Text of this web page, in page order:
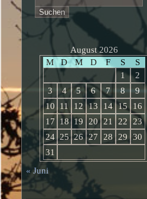
nach:
August 2026
M
D M D F S
S
1
2
3
4 5 6 7 8
9
10
11 12 13 14 15
16
17
18 19 20 21 22
23
24 25 26 27 28 29
30
31
« Juni